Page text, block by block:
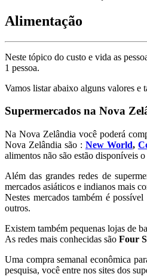
Alimentação
Neste tópico do custo e vida as
1 pessoa.
Vamos listar abaixo alguns valores e
Supermercados na Nova
Na Nova Zelândia você poderá
Nova Zelândia são : New World,
alimentos não são estão disponíveis
Além das grandes redes de
mercados asiáticos e indianos mais
Nestes mercados também é
outros.
Existem também pequenas lojas de
As redes mais conhecidas são Four
Uma compra semanal econômica
pesquisa, você entre nos sites dos